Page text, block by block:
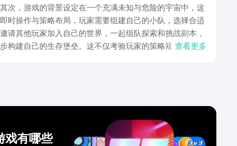
次，游戏的背景设定在一个充满未知与危险的宇宙中，这
时操作与策略布局，玩家需要组建自己的小队，选择合适
其他玩家加入自己的世界，一起组队探索和挑战副本，
构建自己的生存堡垒。这不仅考验玩家的策略规划能力，
查看更多
戏有哪些